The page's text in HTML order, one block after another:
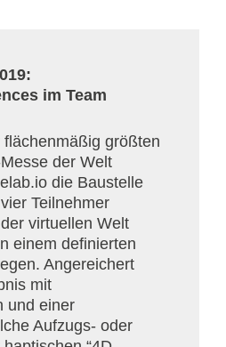
im Team
größten
der Welt
die Baustelle
Teilnehmer
virtuellen Welt
einem definierten
Angereichert
mit
und einer
Aufzugs- oder